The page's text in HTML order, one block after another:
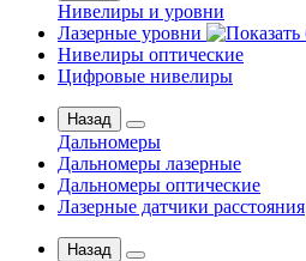
Нивелиры и уровни
Лазерные уровни
Нивелиры оптические
Цифровые нивелиры
Назад
Дальномеры
Дальномеры лазерные
Дальномеры оптические
Лазерные датчики расстояния
Назад